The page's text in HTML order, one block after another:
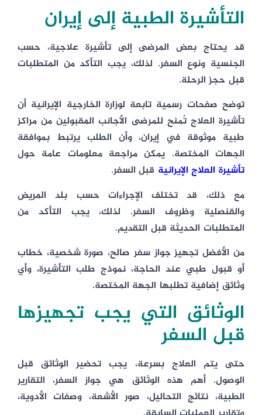
التأشيرة الطبية إلى إيران
قد يحتاج بعض المرضى إلى تأشيرة علاجية، حسب
الجنسية ونوع السفر. لذلك، يجب التأكد من المتطلبات
قبل حجز الرحلة.
توضح صفحات رسمية تابعة لوزارة الخارجية الإيرانية أن
تأشيرة العلاج تُمنح للمرضى الأجانب المقبولين من مراكز
طبية موثوقة في إيران، وأن الطلب يرتبط بموافقة
الجهات المختصة. يمكن مراجعة معلومات عامة حول
تأشيرة العلاج الإيرانية قبل السفر.
مع ذلك، قد تختلف الإجراءات حسب بلد المريض
والقنصلية وظروف السفر. لذلك، يجب التأكد من
المتطلبات الحديثة قبل التقديم.
من الأفضل تجهيز جواز سفر صالح، صورة شخصية، خطاب
أو قبول طبي عند الحاجة، نموذج طلب التأشيرة، وأي
وثائق إضافية تطلبها الجهة المختصة.
الوثائق التي يجب تجهيزها
قبل السفر
حتى يتم العلاج بسرعة، يجب تحضير الوثائق قبل
الوصول. أهم هذه الوثائق هي جواز السفر، التقارير
الطبية، نتائج التحاليل، صور الأشعة، وصفات الأدوية،